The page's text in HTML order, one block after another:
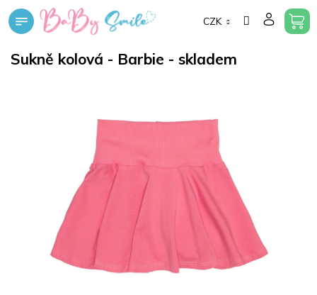
Přejít
na
CZK
Sukně kolová - Barbie - skladem